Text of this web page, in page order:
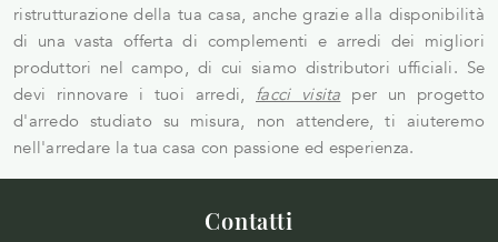
ristrutturazione della tua casa, anche grazie alla disponibilità
di una vasta offerta di complementi e arredi dei migliori
produttori nel campo, di cui siamo distributori ufficiali. Se
devi rinnovare i tuoi arredi, facci visita per un progetto
d'arredo studiato su misura, non attendere, ti aiuteremo
nell'arredare la tua casa con passione ed esperienza.
Contatti